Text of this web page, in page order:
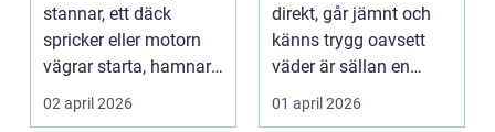
stannar, ett däck
spricker eller motorn
vägrar starta, hamnar
många i samma läge...
02 april 2026
direkt, går jämnt och
känns trygg oavsett
väder är sällan en
slump. Bakom varje
01 april 2026